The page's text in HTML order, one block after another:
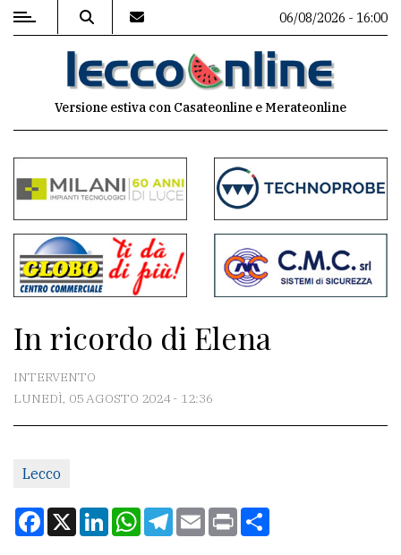
MENU
commenti
Contenuti
del
sito
Meteo
CONTATTI
redazione
Scrivici
Per
06/08/2026 - 16:00
Versione estiva con Casateonline e Merateonline
In ricordo di Elena
INTERVENTO
LUNEDÌ, 05 AGOSTO 2024 - 12:36
Lecco
Facebook
X LinkedInWhatsApp
Telegram
EmailPrint